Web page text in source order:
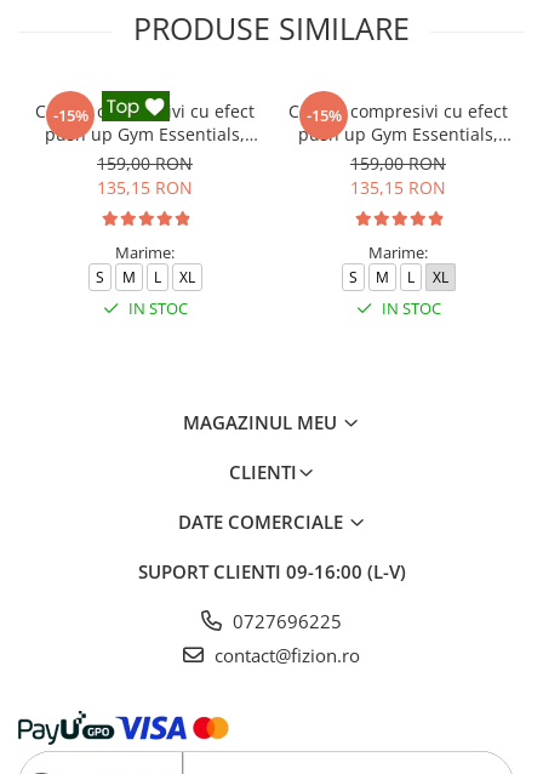
PRODUSE SIMILARE
-15%
Colanti compresivi cu efect
push up Gym Essentials,
Negru
159,00 RON
135,15 RON
Marime:
S M L XL
IN STOC
-15%
Colanti compresivi cu efect
push up Gym Essentials,
Verde
159,00 RON
135,15 RON
Marime:
S M L XL
IN STOC
MAGAZINUL MEU
CLIENTI
DATE COMERCIALE
SUPORT CLIENTI 09-16:00 (L-V)
0727696225
contact@fizion.ro